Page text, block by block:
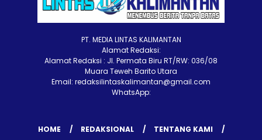
PT. MEDIA LINTAS KALIMANTAN
Alamat Redaksi:
Alamat Redaksi : Jl. Permata Biru RT/RW: 036/08
Muara Teweh Barito Utara
Email: redaksilintaskalimantan@gmail.com
WhatsApp:
HOME REDAKSIONAL TENTANG KAMI